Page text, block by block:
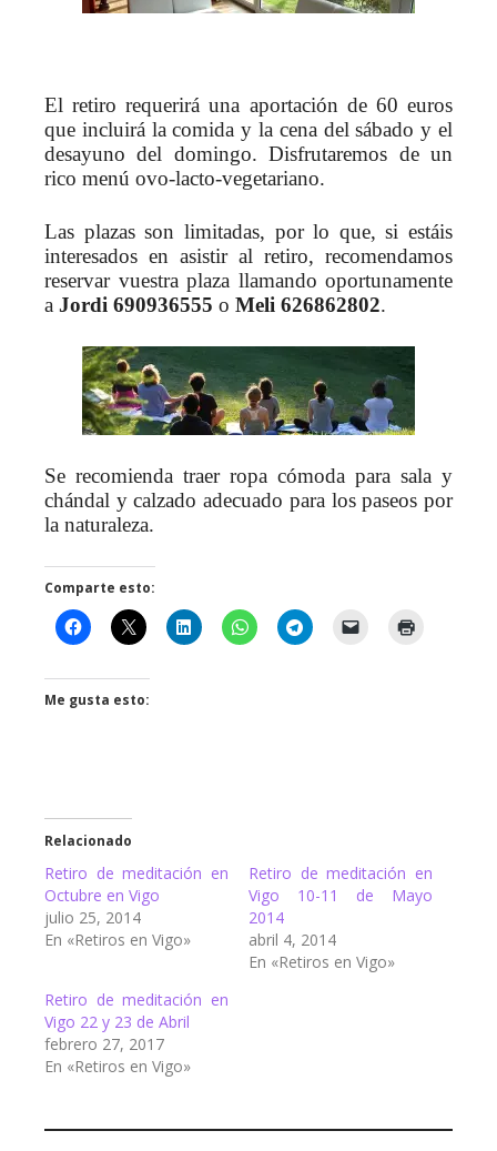
El retiro requerirá una aportación de 60 euros
que incluirá la comida y la cena del sábado y el
desayuno del domingo. Disfrutaremos de un
rico menú ovo-lacto-vegetariano.
Las plazas son limitadas, por lo que, si estáis
interesados en asistir al retiro, recomendamos
reservar vuestra plaza llamando oportunamente
a Jordi 690936555 o Meli 626862802.
Se recomienda traer ropa cómoda para sala y
chándal y calzado adecuado para los paseos por
la naturaleza.
Comparte esto:
Me gusta esto:
Relacionado
Retiro de meditación en
Octubre en Vigo
julio 25, 2014
En «Retiros en Vigo»
Retiro de meditación en
Vigo 10-11 de Mayo
2014
abril 4, 2014
En «Retiros en Vigo»
Retiro de meditación en
Vigo 22 y 23 de Abril
febrero 27, 2017
En «Retiros en Vigo»